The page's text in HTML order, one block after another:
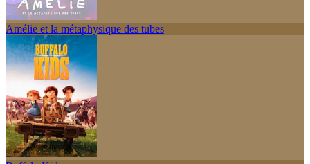
Amélie et la métaphysique des tubes